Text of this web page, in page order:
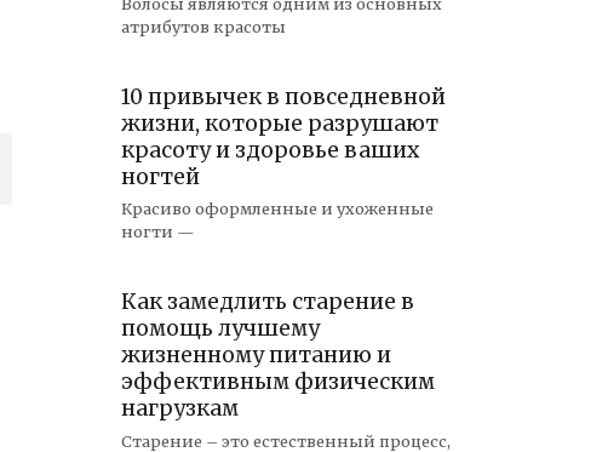
атрибутов красоты
10 привычек в повседневной
жизни, которые разрушают
красоту и здоровье ваших
ногтей
Красиво оформленные и ухоженные
ногти —
Как замедлить старение в
помощь лучшему
жизненному питанию и
эффективным физическим
нагрузкам
Старение – это естественный процесс,